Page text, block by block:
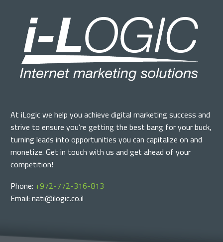
At iLogic we help you achieve digital marketing success and
strive to ensure you’re getting the best bang for your buck,
turning leads into opportunities you can capitalize on and
monetize. Get in touch with us and get ahead of your
competition!
Phone: +972-772-316-813
Email: nati@ilogic.co.il